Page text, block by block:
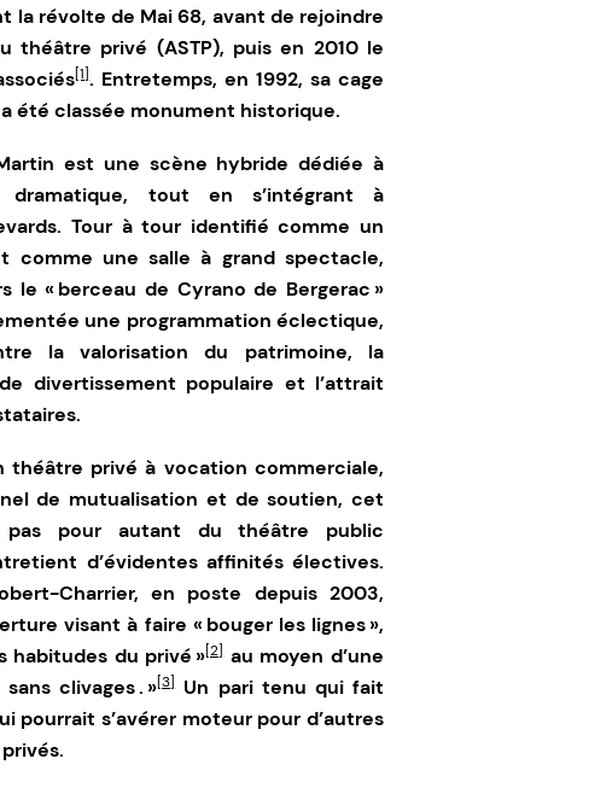
la révolte de Mai 68, avant de rejoindre
théâtre privé (ASTP), puis en 2010 le
[1]. Entretemps, en 1992, sa cage
été classée monument historique.
est une scène hybride dédiée à
tout en s’intégrant à
Tour à tour identifié comme un
comme une salle à grand spectacle,
le « berceau de Cyrano de Bergerac »
une programmation éclectique,
la valorisation du patrimoine, la
divertissement populaire et l’attrait
privé à vocation commerciale,
de mutualisation et de soutien, cet
pour autant du théâtre public
d’évidentes affinités électives.
Charrier, en poste depuis 2003,
visant à faire « bouger les lignes »,
habitudes du privé »[2] au moyen d’une
clivages . »[3]
Un pari tenu qui fait
pourrait s’avérer moteur pour d’autres